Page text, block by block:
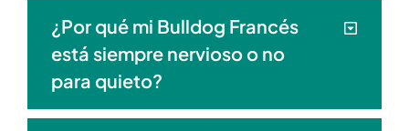
¿Por qué mi Bulldog Francés
está siempre nervioso o no
para quieto?